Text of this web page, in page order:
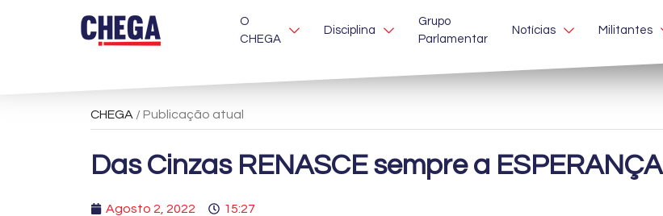
O
CHEGA
Disciplina
Grupo
Parlamentar
Notícias Militantes
CHEGA / Publicação atual
Das Cinzas RENASCE sempre a ESPERANÇA
Agosto 2, 2022 15:27